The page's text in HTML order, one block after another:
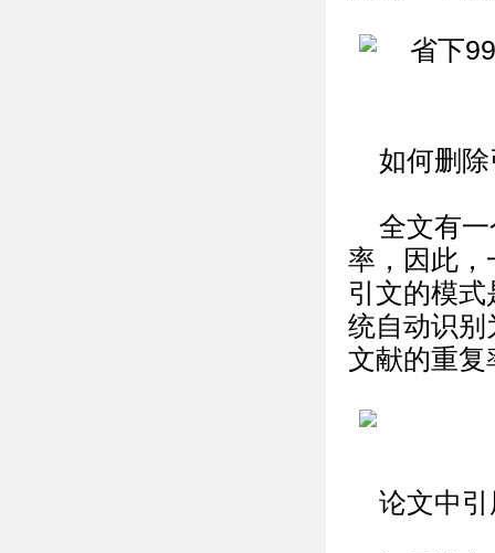
如何删
全文有
率，因此，
引文的模
统自动识别
文献的重复
论文中